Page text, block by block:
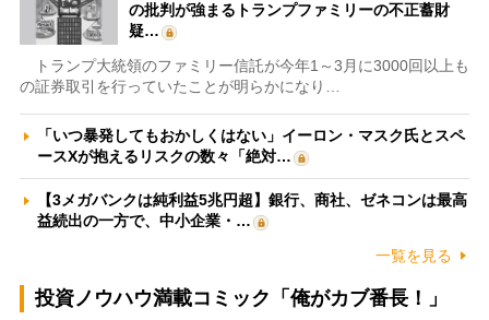
の批判が強まるトランプファミリーの不正蓄財
疑…
トランプ大統領のファミリー信託が今年1～3月に3000回以上も
の証券取引を行っていたことが明らかになり…
「いつ暴発してもおかしくはない」イーロン・マスク氏とスペ
ースXが抱えるリスクの数々「絶対…
【3メガバンクは純利益5兆円超】銀行、商社、ゼネコンは最高
益続出の一方で、中小企業・…
一覧を見る
投資ノウハウ満載コミック「俺がカブ番長！」